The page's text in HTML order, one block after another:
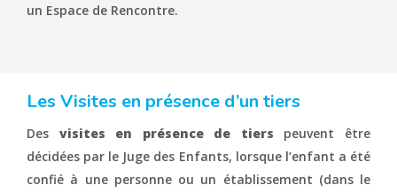
un Espace de Rencontre.
Les Visites en présence d’un tiers
Des visites en présence de tiers peuvent être
décidées par le Juge des Enfants, lorsque l’enfant a été
confié à une personne ou un établissement (dans le